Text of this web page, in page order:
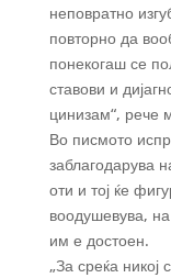
неповратно
повторно да
понекогаш се
ставови и
цинизам“, рече
Во писмото
заблагодарува
оти и тој ќе
воодушевува,
им е достоен.
„За среќа